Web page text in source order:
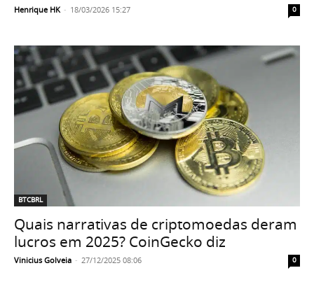
Henrique HK - 18/03/2026 15:27 0
BTCBRL
Quais narrativas de criptomoedas deram
lucros em 2025? CoinGecko diz
Vinicius Golveia - 27/12/2025 08:06 0